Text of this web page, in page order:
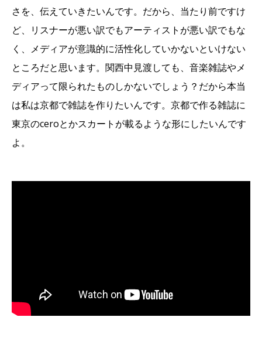
さを、伝えていきたいんです。だから、当たり前ですけ
ど、リスナーが悪い訳でもアーティストが悪い訳でもな
く、メディアが意識的に活性化していかないといけない
ところだと思います。関西中見渡しても、音楽雑誌やメ
ディアって限られたものしかないでしょう？だから本当
は私は京都で雑誌を作りたいんです。京都で作る雑誌に
東京のceroとかスカートが載るような形にしたいんです
よ。